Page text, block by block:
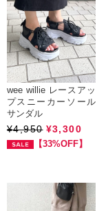
wee willie レースアッ
プスニーカーソール
サンダル
¥4,950 ¥3,300
【33%OFF】